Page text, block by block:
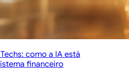
como a IA está
financeiro